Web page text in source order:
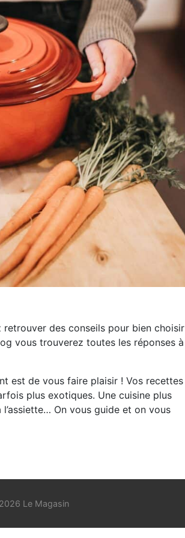
retrouver des conseils pour bien choisir
vous trouverez toutes les réponses à
est de vous faire plaisir ! Vos recettes
plus exotiques. Une cuisine plus
On vous guide et on vous
Le Magasin